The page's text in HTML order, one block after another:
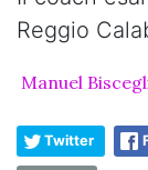
Reggio
Manuel
Twitter